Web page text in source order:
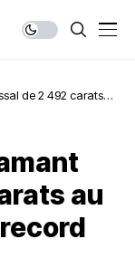
de 2 492 carats
au